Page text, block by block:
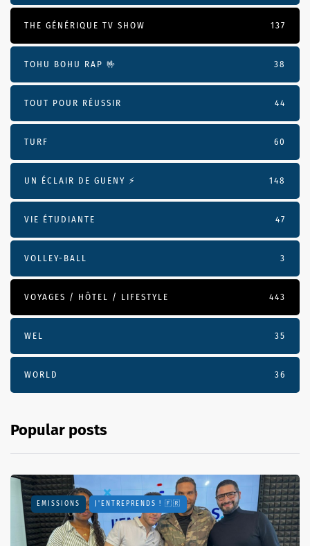
THE GÉNÉRIQUE TV SHOW 137
TOHU BOHU RAP 🤟 38
TOUT POUR RÉUSSIR 44
TURF 60
UN ÉCLAIR DE GUENY ⚡️ 148
VIE ÉTUDIANTE 47
VOLLEY-BALL 3
VOYAGES / HÔTEL / LIFESTYLE 443
WEL 35
WORLD 36
Popular posts
EMISSIONS J'ENTREPRENDS ! 🇫🇷